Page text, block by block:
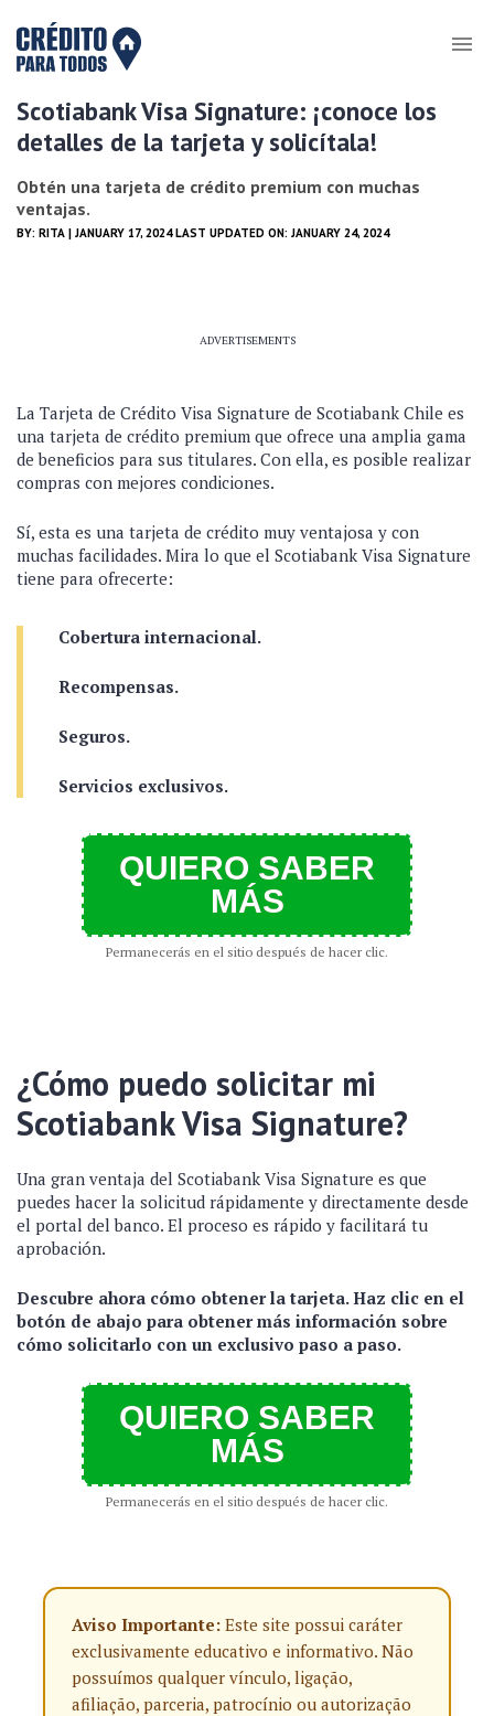
Scotiabank Visa Signature: ¡conoce los
detalles de la tarjeta y solicítala!
Obtén una tarjeta de crédito premium con muchas
ventajas.
BY: RITA | JANUARY 17, 2024 LAST UPDATED ON: JANUARY 24, 2024
ADVERTISEMENTS
La Tarjeta de Crédito Visa Signature de Scotiabank Chile es
una tarjeta de crédito premium que ofrece una amplia gama
de beneficios para sus titulares. Con ella, es posible realizar
compras con mejores condiciones.
Sí, esta es una tarjeta de crédito muy ventajosa y con
muchas facilidades. Mira lo que el Scotiabank Visa Signature
tiene para ofrecerte:
Cobertura internacional.
Recompensas.
Seguros.
Servicios exclusivos.
QUIERO SABER
MÁS
Permanecerás en el sitio después de hacer clic.
¿Cómo puedo solicitar mi
Scotiabank Visa Signature?
Una gran ventaja del Scotiabank Visa Signature es que
puedes hacer la solicitud rápidamente y directamente desde
el portal del banco. El proceso es rápido y facilitará tu
aprobación.
Descubre ahora cómo obtener la tarjeta. Haz clic en el
botón de abajo para obtener más información sobre
cómo solicitarlo con un exclusivo paso a paso.
QUIERO SABER
MÁS
Permanecerás en el sitio después de hacer clic.
Aviso Importante: Este site possui caráter
exclusivamente educativo e informativo. Não
possuímos qualquer vínculo, ligação,
afiliação, parceria, patrocínio ou autorização